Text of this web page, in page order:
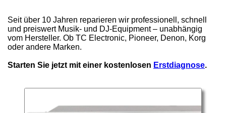
Seit über 10 Jahren reparieren wir professionell, schnell
und preiswert Musik- und DJ-Equipment – unabhängig
vom Hersteller. Ob TC Electronic, Pioneer, Denon, Korg
oder andere Marken.
Starten Sie jetzt mit einer kostenlosen Erstdiagnose.